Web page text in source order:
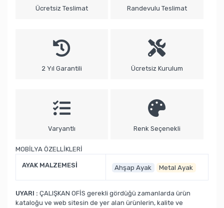
Ücretsiz Teslimat Randevulu Teslimat
2 Yıl Garantili Ücretsiz Kurulum
Varyantlı Renk Seçenekli
MOBİLYA ÖZELLİKLERİ
AYAK MALZEMESİ Ahşap Ayak Metal Ayak
UYARI : ÇALIŞKAN OFİS gerekli gördüğü zamanlarda ürün
kataloğu ve web sitesin de yer alan ürünlerin, kalite ve